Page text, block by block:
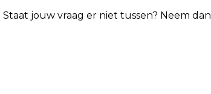
jouw vraag er niet tussen? Neem dan